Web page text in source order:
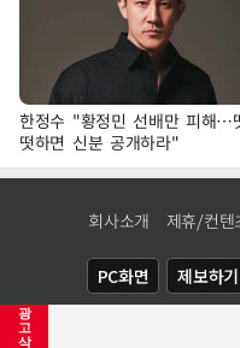
광
고
삭
한정수 "황정민 선배만 피해…
떳하면 신분 공개하라"
회사소개 제휴/컨텐
PC화면 제보하기